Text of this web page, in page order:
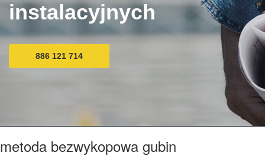
instalacyjnych
886 121 714
metoda bezwykopowa gubin